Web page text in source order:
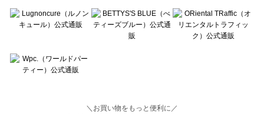
＼お買い物をもっと便利に／